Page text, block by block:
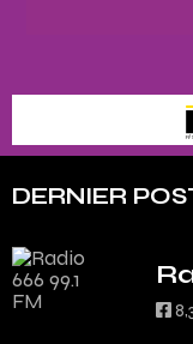
DERNIER